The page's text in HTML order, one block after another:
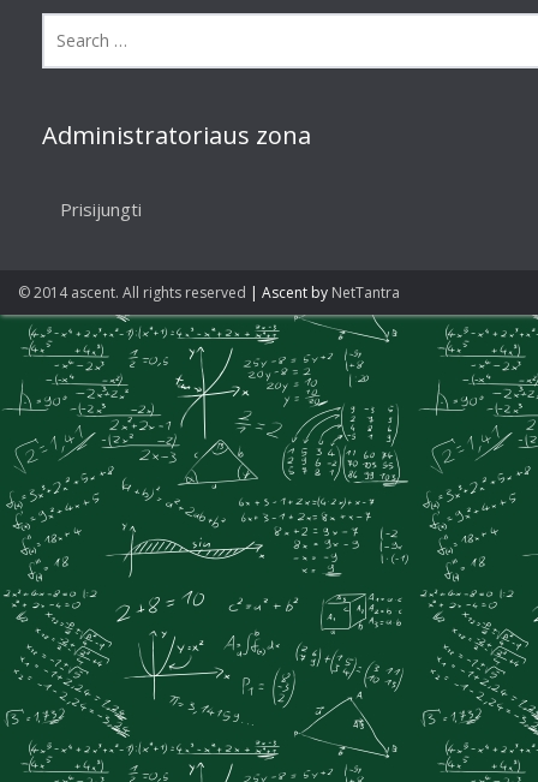
Administratoriaus zona
Prisijungti
© 2014 ascent. All rights reserved | Ascent by NetTantra